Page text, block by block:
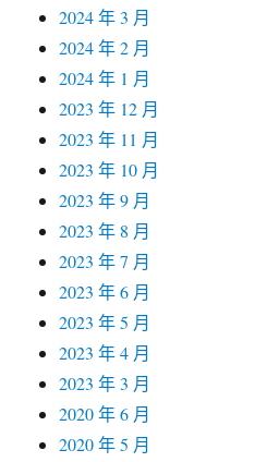
2024 年 3 月
2024 年 2 月
2024 年 1 月
2023 年 12 月
2023 年 11 月
2023 年 10 月
2023 年 9 月
2023 年 8 月
2023 年 7 月
2023 年 6 月
2023 年 5 月
2023 年 4 月
2023 年 3 月
2020 年 6 月
2020 年 5 月